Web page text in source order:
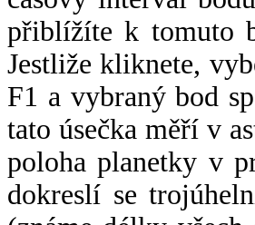
přiblížíte k tomuto
Jestliže kliknete,
F1 a vybraný bod
tato úsečka měří v
poloha planetky v
dokreslí se